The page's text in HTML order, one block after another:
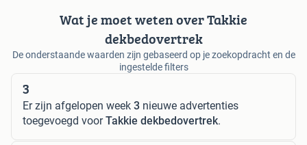
Wat je moet weten over Takkie
dekbedovertrek
De onderstaande waarden zijn gebaseerd op je zoekopdracht en de
ingestelde filters
3
Er zijn afgelopen week 3 nieuwe advertenties
toegevoegd voorTakkie dekbedovertrek.